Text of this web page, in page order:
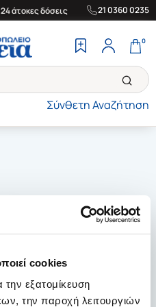
cookies
εξατομίκευση
την παροχή λειτουργιών
άτοκες δόσεις | Δωρεάν
21 0360 0235
Σύνθετη Αναζήτηση
0